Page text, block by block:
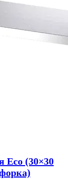
Eco (30×30